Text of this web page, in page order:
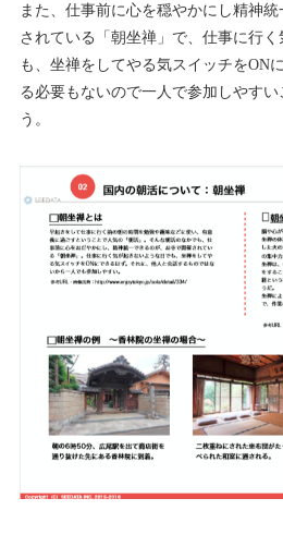
また、仕事前に心を穏やかにし精神
されている「朝坐禅」で、仕事に行
も、坐禅をしてやる気スイッチをON
る必要もないので一人で参加しやす
う。